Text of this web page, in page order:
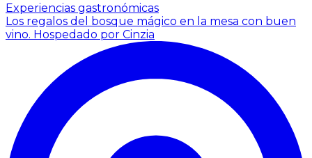
Experiencias gastronómicas
Los regalos del bosque mágico en la mesa con buen
vino. Hospedado por Cinzia